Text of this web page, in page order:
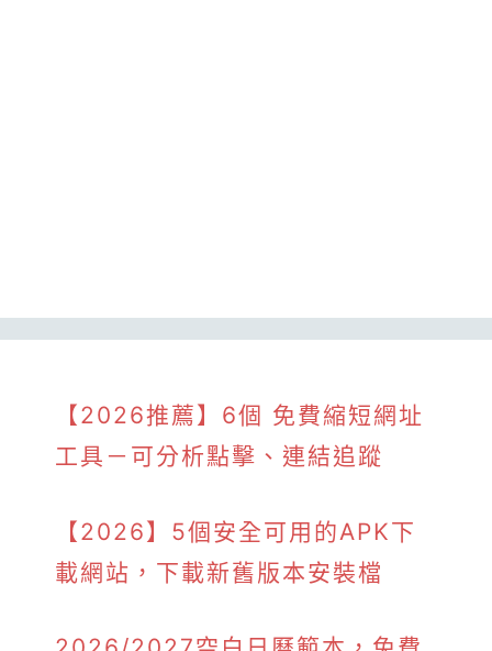
【2026推薦】6個 免費縮短網址
工具－可分析點擊、連結追蹤
【2026】5個安全可用的APK下
載網站，下載新舊版本安裝檔